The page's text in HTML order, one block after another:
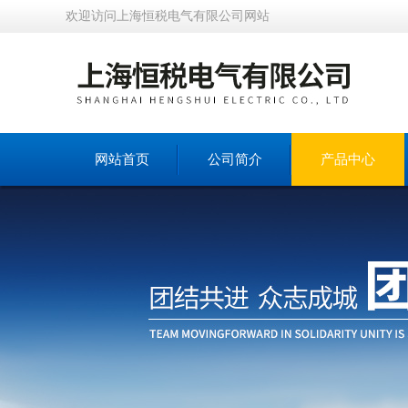
欢迎访问上海恒税电气有限公司网站
网站首页 公司简介 产品中心